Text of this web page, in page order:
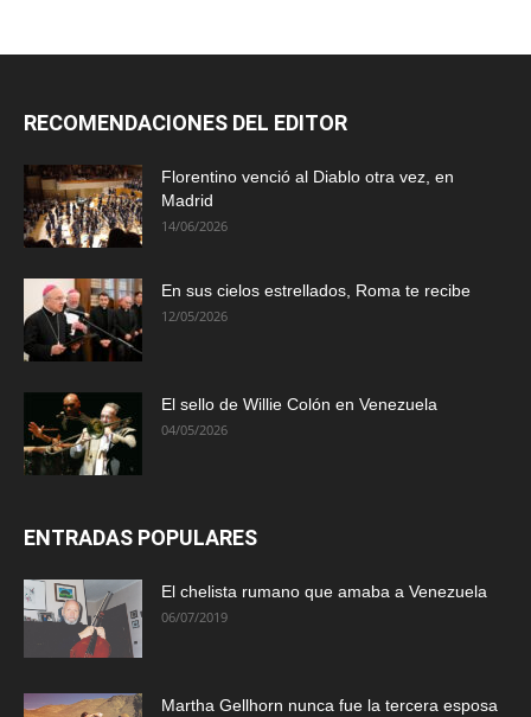
RECOMENDACIONES DEL EDITOR
Florentino venció al Diablo otra vez, en
Madrid
14/06/2026
En sus cielos estrellados, Roma te recibe
12/05/2026
El sello de Willie Colón en Venezuela
04/05/2026
ENTRADAS POPULARES
El chelista rumano que amaba a Venezuela
06/07/2019
Martha Gellhorn nunca fue la tercera esposa